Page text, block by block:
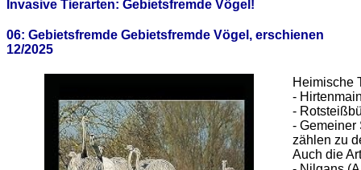
Invasive Tierarten: Gebietsfremde Vögel!
06: Gebietsfremde Gebietsfremde Vögel, erschienen
12/2025
Heimische
-
-
- Gemeiner
zählen zu
Auch die